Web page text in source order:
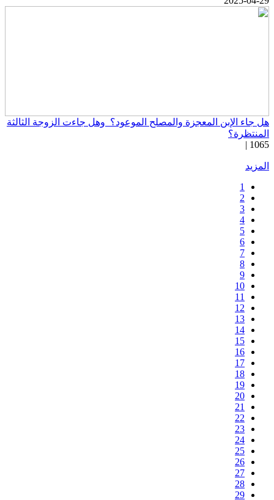
جاء الإبن المعجزة والمصلح الموعود؟ ​ وهل جاءت الزوجة الثالثة
1
2
3
4
5
6
7
8
9
10
11
12
13
14
15
16
17
18
19
20
21
22
23
24
25
26
27
28
29